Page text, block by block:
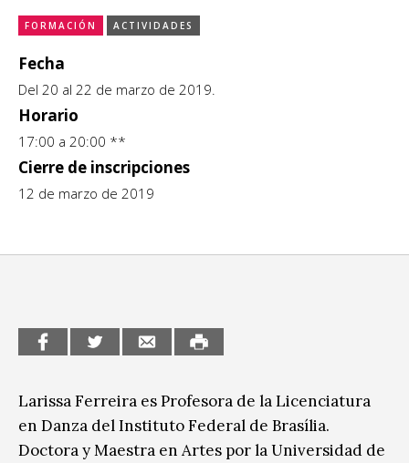
CCE en el interior/libros
Espacio itinerante de lectura infantil
Exposiciones
Género y Diversidad
Infantil y Juvenil
Letras
FORMACIÓN ACTIVIDADES
Fecha
Del 20 al 22 de marzo de 2019.
Horario
17:00 a 20:00 **
Cierre de inscripciones
12 de marzo de 2019
Larissa Ferreira es Profesora de la Licenciatura
en Danza del Instituto Federal de Brasília.
Doctora y Maestra en Artes por la Universidad de